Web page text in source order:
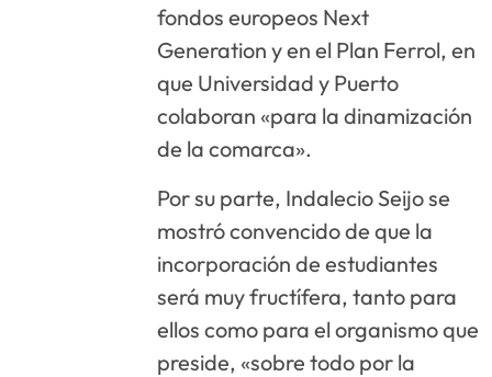
fondos europeos Next
Generation y en el Plan Ferrol, en
que Universidad y Puerto
colaboran «para la dinamización
de la comarca».
Por su parte, Indalecio Seijo se
mostró convencido de que la
incorporación de estudiantes
será muy fructífera, tanto para
ellos como para el organismo que
preside, «sobre todo por la